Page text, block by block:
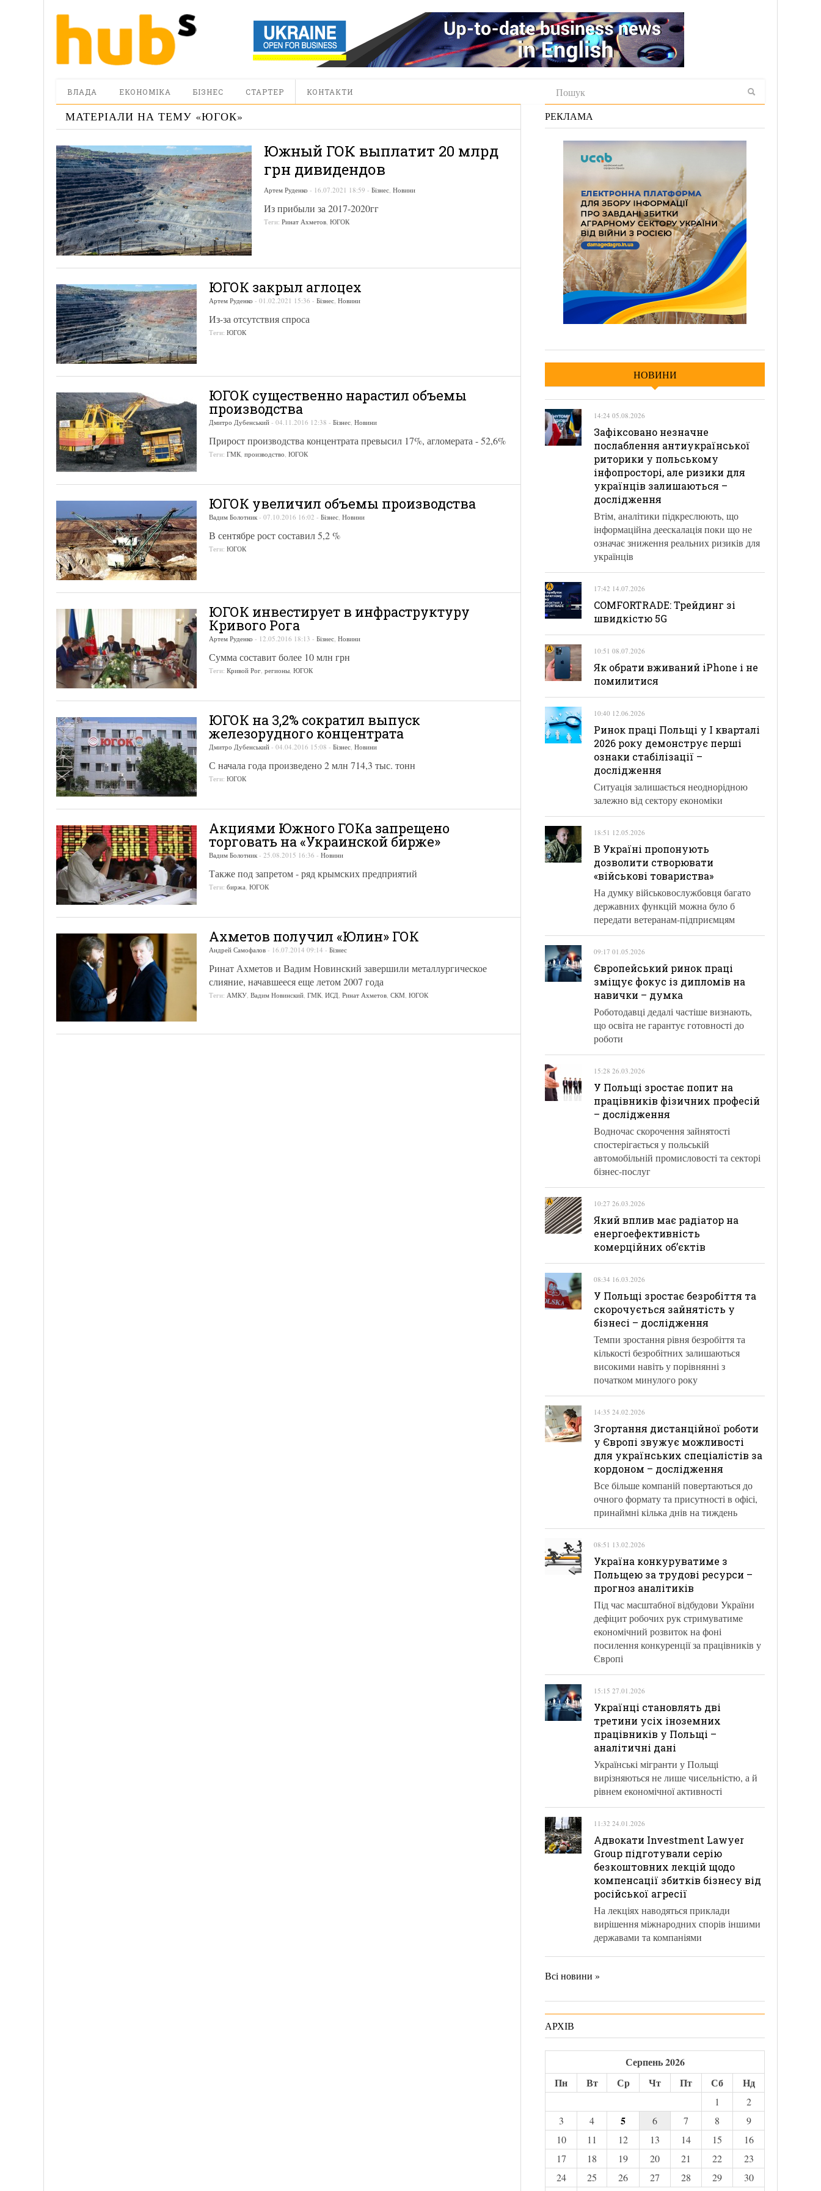
ВЛАДА ЕКОНОМІКА БІЗНЕС СТАРТЕР КОНТАКТИ
МАТЕРІАЛИ НА ТЕМУ «ЮГОК»
Южный ГОК выплатит 20 млрд
грн дивидендов
Артем Руденко - 16.07.2021 18:59 - Бізнес, Новини
Из прибыли за 2017-2020гг
Теги: Ринат Ахметов, ЮГОК
ЮГОК закрыл аглоцех
Артем Руденко - 01.02.2021 15:36 - Бізнес, Новини
Из-за отсутствия спроса
Теги: ЮГОК
ЮГОК существенно нарастил объемы
производства
Дмитро Дубенський - 04.11.2016 12:38 - Бізнес, Новини
Прирост производства концентрата превысил 17%, агломерата - 52,6%
Теги: ГМК, производство, ЮГОК
ЮГОК увеличил объемы производства
Вадим Болотник - 07.10.2016 16:02 - Бізнес, Новини
В сентябре рост составил 5,2 %
Теги: ЮГОК
ЮГОК инвестирует в инфраструктуру
Кривого Рога
Артем Руденко - 12.05.2016 18:13 - Бізнес, Новини
Сумма составит более 10 млн грн
Теги: Кривой Рог, регионы, ЮГОК
ЮГОК на 3,2% сократил выпуск
железорудного концентрата
Дмитро Дубенський - 04.04.2016 15:08 - Бізнес, Новини
С начала года произведено 2 млн 714,3 тыс. тонн
Теги: ЮГОК
Акциями Южного ГОКа запрещено
торговать на «Украинской бирже»
Вадим Болотник - 25.08.2015 16:36 - Новини
Также под запретом - ряд крымских предприятий
Теги: биржа, ЮГОК
Ахметов получил «Юлин» ГОК
Андрей Самофалов - 16.07.2014 09:14 - Бізнес
Ринат Ахметов и Вадим Новинский завершили металлургическое
слияние, начавшееся еще летом 2007 года
Теги: АМКУ, Вадим Новинский, ГМК, ИСД, Ринат Ахметов, СКМ, ЮГОК
РЕКЛАМА
НОВИНИ
14:24 05.08.2026
Зафіксовано незначне
послаблення антиукраїнської
риторики у польському
інфопросторі, але ризики для
українців залишаються –
дослідження
Втім, аналітики підкреслюють, що
інформаційна деескалація поки що не
означає зниження реальних ризиків для
українців
17:42 14.07.2026
COMFORTRADE: Трейдинг зі
швидкістю 5G
10:51 08.07.2026
Як обрати вживаний iPhone і не
помилитися
10:40 12.06.2026
Ринок праці Польщі у І кварталі
2026 року демонструє перші
ознаки стабілізації –
дослідження
Ситуація залишається неоднорідною
залежно від сектору економіки
18:51 12.05.2026
В Україні пропонують
дозволити створювати
«військові товариства»
На думку військовослужбовця багато
державних функцій можна було б
передати ветеранам-підприємцям
09:17 01.05.2026
Європейський ринок праці
зміщує фокус із дипломів на
навички – думка
Роботодавці дедалі частіше визнають,
що освіта не гарантує готовності до
роботи
15:28 26.03.2026
У Польщі зростає попит на
працівників фізичних професій
– дослідження
Водночас скорочення зайнятості
спостерігається у польській
автомобільній промисловості та секторі
бізнес-послуг
10:27 26.03.2026
Який вплив має радіатор на
енергоефективність
комерційних об’єктів
08:34 16.03.2026
У Польщі зростає безробіття та
скорочується зайнятість у
бізнесі – дослідження
Темпи зростання рівня безробіття та
кількості безробітних залишаються
високими навіть у порівнянні з
початком минулого року
14:35 24.02.2026
Згортання дистанційної роботи
у Європі звужує можливості
для українських спеціалістів за
кордоном – дослідження
Все більше компаній повертаються до
очного формату та присутності в офісі,
принаймні кілька днів на тиждень
08:51 13.02.2026
Україна конкуруватиме з
Польщею за трудові ресурси –
прогноз аналітиків
Під час масштабної відбудови України
дефіцит робочих рук стримуватиме
економічний розвиток на фоні
посилення конкуренції за працівників у
Європі
15:15 27.01.2026
Українці становлять дві
третини усіх іноземних
працівників у Польщі –
аналітичні дані
Українські мігранти у Польщі
вирізняються не лише чисельністю, а й
рівнем економічної активності
11:32 24.01.2026
Адвокати Investment Lawyer
Group підготували серію
безкоштовних лекцій щодо
компенсації збитків бізнесу від
російської агресії
На лекціях наводяться приклади
вирішення міжнародних спорів іншими
державами та компаніями
Всі новини »
АРХІВ
Серпень 2026
Пн
Вт Ср Чт Пт Сб Нд
1
2
3
4 5 6 7 8
9
10
11 12 13 14 15
16
17
18 19 20 21 22
23
24
25 26 27 28 29
30